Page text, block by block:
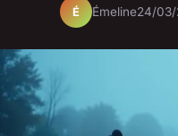
É Émeline24/03/